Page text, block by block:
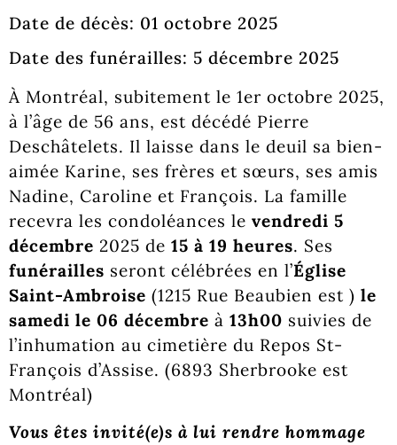
Date de décès: 01 octobre 2025
Date des funérailles: 5 décembre 2025
À Montréal, subitement le 1er octobre 2025,
à l’âge de 56 ans, est décédé Pierre
Deschâtelets. Il laisse dans le deuil sa bien-
aimée Karine, ses frères et sœurs, ses amis
Nadine, Caroline et François. La famille
recevra les condoléances le vendredi 5
décembre 2025 de 15 à 19 heures. Ses
funérailles seront célébrées en l’Église
Saint-Ambroise (1215 Rue Beaubien est ) le
samedi le 06 décembre à 13h00 suivies de
l’inhumation au cimetière du Repos St-
François d’Assise. (6893 Sherbrooke est
Montréal)
Vous êtes invité(e)s à lui rendre hommage